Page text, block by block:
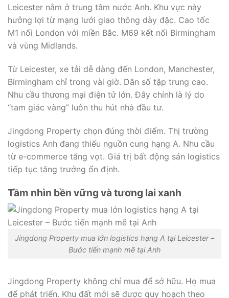
Leicester nằm ở trung tâm nước Anh. Khu vực này
hưởng lợi từ mạng lưới giao thông dày đặc. Cao tốc
M1 nối London với miền Bắc. M69 kết nối Birmingham
và vùng Midlands.
Từ Leicester, xe tải dễ dàng đến London, Manchester,
Birmingham chỉ trong vài giờ. Dân số tập trung cao.
Nhu cầu thương mại điện tử lớn. Đây chính là lý do
“tam giác vàng” luôn thu hút nhà đầu tư.
Jingdong Property chọn đúng thời điểm. Thị trường
logistics Anh đang thiếu nguồn cung hạng A. Nhu cầu
từ e-commerce tăng vọt. Giá trị bất động sản logistics
tiếp tục tăng trưởng ổn định.
Tầm nhìn bền vững và tương lai xanh
Jingdong Property mua lớn logistics hạng A tại Leicester –
Bước tiến mạnh mẽ tại Anh
Jingdong Property không chỉ mua để sở hữu. Họ mua
để phát triển. Khu đất mới sẽ được quy hoạch theo